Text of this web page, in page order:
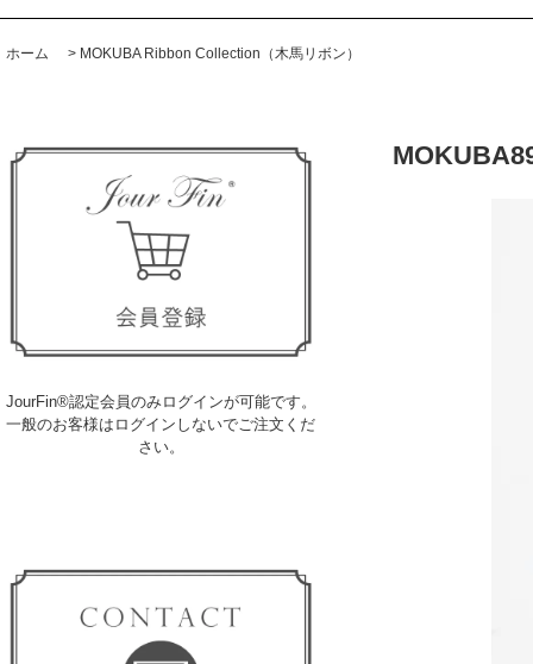
ホーム > MOKUBA Ribbon Collection（木馬リボン）
JourFin®認定会員のみログインが可能です。
一般のお客様はログインしないでご注文くだ
さい。